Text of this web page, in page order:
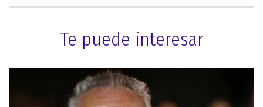
Te puede interesar